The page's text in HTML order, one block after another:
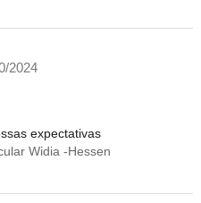
2024
expectativas
Widia -Hessen